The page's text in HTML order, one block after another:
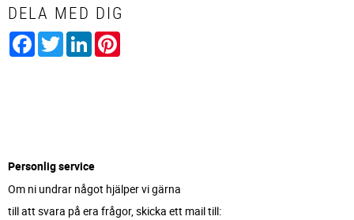
DELA MED DIG
Facebook
TwitterLinkedIn
Personlig service
Om ni undrar något hjälper vi gärna
till att svara på era frågor, skicka ett mail till: